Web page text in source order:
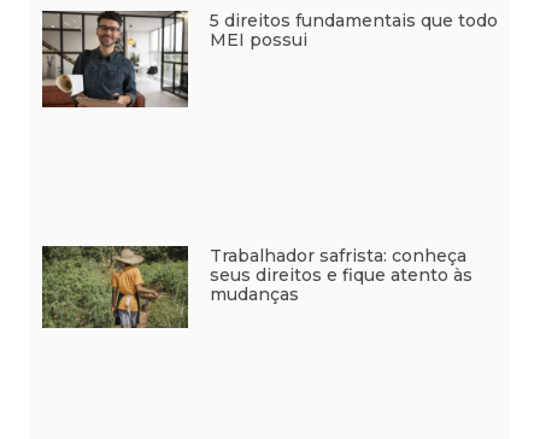
5 direitos fundamentais que todo
MEI possui
Trabalhador safrista: conheça
seus direitos e fique atento às
mudanças